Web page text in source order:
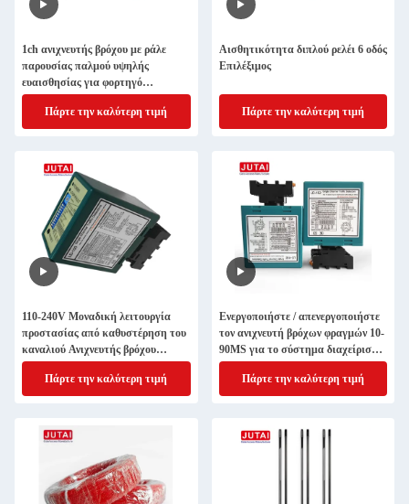
1ch ανιχνευτής βρόχου με ράλε
παρουσίας παλμού υψηλής
ευαισθησίας για φορτηγό
εμπορευματοκιβωτίων
Πάρτε την καλύτερη τιμή
Αισθητικότητα διπλού ρελέι 6 οδός
Επιλέξιμος
Πάρτε την καλύτερη τιμή
110-240V Μοναδική λειτουργία
προστασίας από καθυστέρηση του
καναλιού Ανιχνευτής βρόχου
επαγωγής 2000uH
Πάρτε την καλύτερη τιμή
Ενεργοποιήστε / απενεργοποιήστε
τον ανιχνευτή βρόχων φραγμών 10-
90MS για το σύστημα διαχείρισης
στάθμευσης
Πάρτε την καλύτερη τιμή